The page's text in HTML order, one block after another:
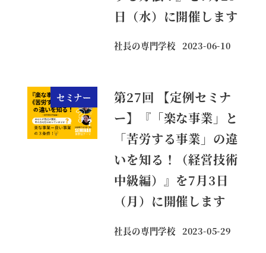
日（水）に開催します
社長の専門学校
投稿日
2023-06-10
セミナー
第27回 【定例セミナ
ー】『「楽な事業」と
「苦労する事業」の違
いを知る！（経営技術
中級編）』を7月3日
（月）に開催します
社長の専門学校
投稿日
2023-05-29